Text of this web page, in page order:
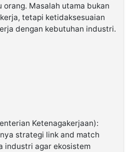
Masalah utama bukan
tetapi ketidaksesuaian
dengan kebutuhan industri.
Ketenagakerjaan):
strategi link and match
industri agar ekosistem